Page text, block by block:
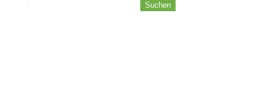
Suchen